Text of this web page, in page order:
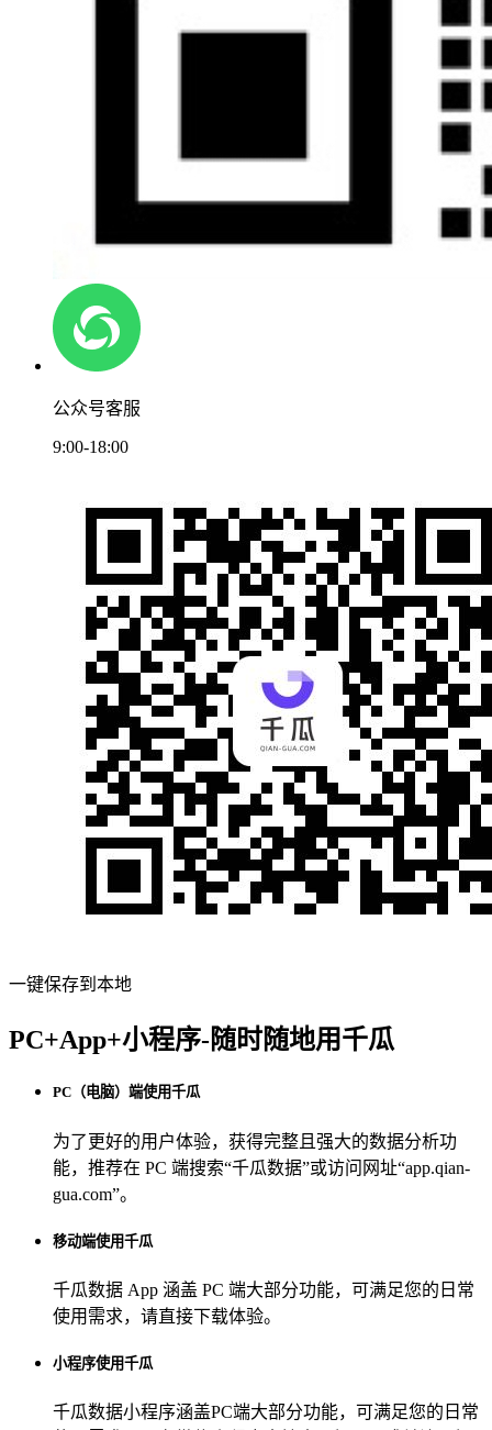
公众号客服
9:00-18:00
一键保存到本地
PC+App+小程序-随时随地用千瓜
PC（电脑）端使用千瓜
为了更好的用户体验，获得完整且强大的数据分析功
能，推荐在 PC 端搜索“千瓜数据”或访问网址“app.qian-
gua.com”。
移动端使用千瓜
千瓜数据 App 涵盖 PC 端大部分功能，可满足您的日常
使用需求，请直接下载体验。
小程序使用千瓜
千瓜数据小程序涵盖PC端大部分功能，可满足您的日常